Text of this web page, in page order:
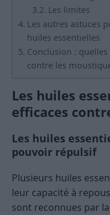
Les limites
Les autres astuces
huiles essentielles
Conclusion :
contre les
Les huiles
efficaces
Les huiles
pouvoir répulsif
Plusieurs huiles
leur capacité à
sont reconnues par